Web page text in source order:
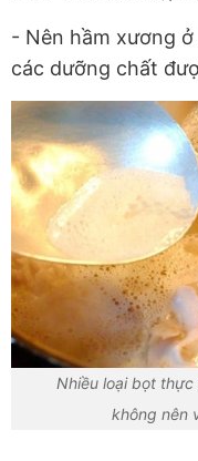
- Nên hầm xương
các dưỡng chất
Nhiều loại bọt
không nên